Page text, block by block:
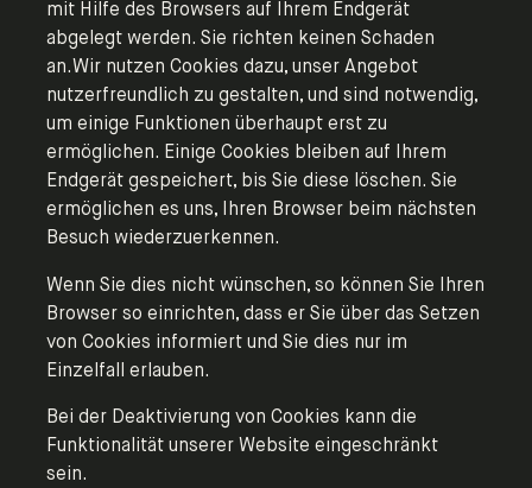
mit Hilfe des Browsers auf Ihrem Endgerät
abgelegt werden. Sie richten keinen Schaden
an.Wir nutzen Cookies dazu, unser Angebot
nutzerfreundlich zu gestalten, und sind notwendig,
um einige Funktionen überhaupt erst zu
ermöglichen. Einige Cookies bleiben auf Ihrem
Endgerät gespeichert, bis Sie diese löschen. Sie
ermöglichen es uns, Ihren Browser beim nächsten
Besuch wiederzuerkennen.
Wenn Sie dies nicht wünschen, so können Sie Ihren
Browser so einrichten, dass er Sie über das Setzen
von Cookies informiert und Sie dies nur im
Einzelfall erlauben.
Bei der Deaktivierung von Cookies kann die
Funktionalität unserer Website eingeschränkt
sein.